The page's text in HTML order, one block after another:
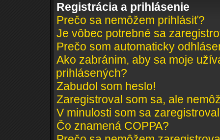
Registrácia a prihlásenie
Prečo sa nemôžem prihlásiť?
Je vôbec potrebné sa
Prečo som automaticky
Ako zabránim, aby sa moje
prihlásených?
Zabudol som heslo!
Zaregistroval som sa, ale
V minulosti som sa
Čo znamená COPPA?